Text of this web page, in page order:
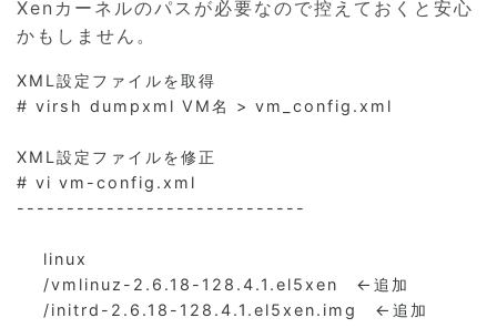
Xenカーネルのパスが必要なので控えておくと安心
かもしません。
XML設定ファイルを取得
# virsh dumpxml VM名 > vm_config.xml
XML設定ファイルを修正
# vi vm-config.xml
-----------------------------
linux
/vmlinuz-2.6.18-128.4.1.el5xen
←追加
/initrd-2.6.18-128.4.1.el5xen.img
←追加